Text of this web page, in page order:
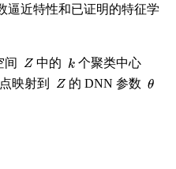
逼近特性和已证明的特征学
间 中的
个聚类中心
映射到
的 DNN 参数